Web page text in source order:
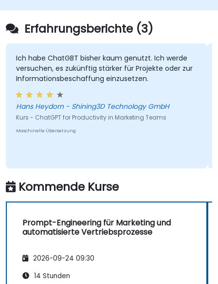
Erfahrungsberichte (3)
Ich habe ChatGBT bisher kaum genutzt. Ich werde
versuchen, es zukünftig stärker für Projekte oder zur
Informationsbeschaffung einzusetzen.
Hans Heydorn - Shining3D Technology GmbH
Kurs - ChatGPT for Productivity in Marketing Teams
Maschinelle Übersetzung
Kommende Kurse
Prompt-Engineering für Marketing und
automatisierte Vertriebsprozesse
2026-09-24 09:30
14 Stunden